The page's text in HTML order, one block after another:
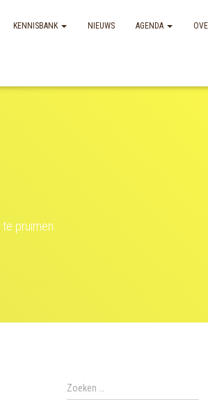
KENNISBANK NIEUWS AGENDA
pruimen.
Z
o
Zoeken …